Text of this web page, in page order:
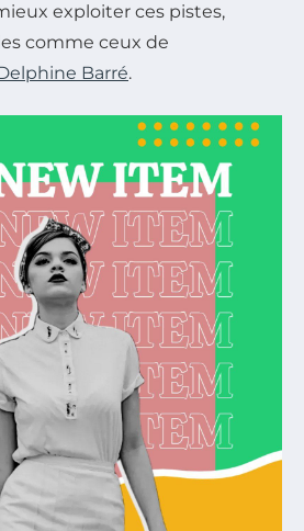
exploiter ces pistes,
comme ceux de
Barré.